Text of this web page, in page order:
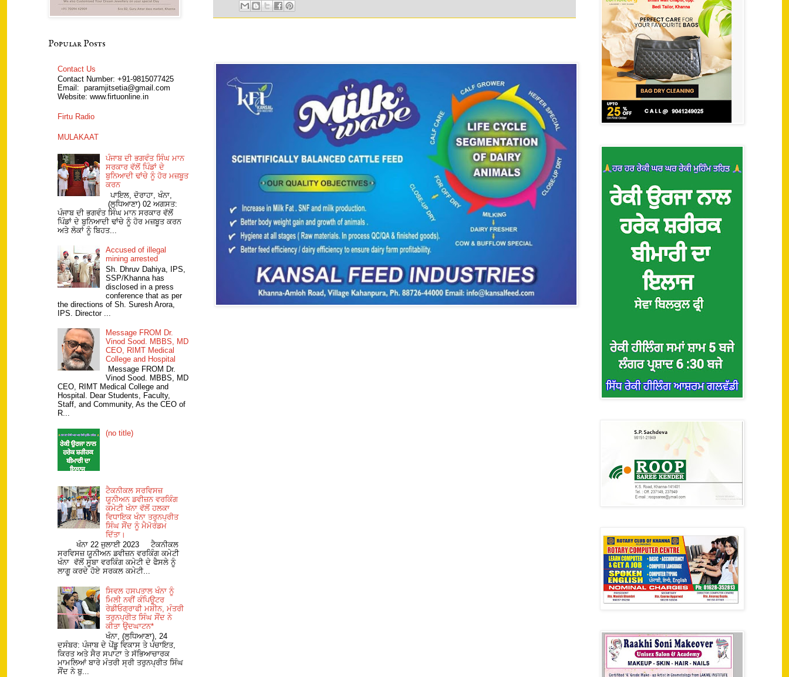
Popular Posts
Contact Us
Contact Number: +91-9815077425
Email: paramjitsetia@gmail.com
Website: www.firtuonline.in
Firtu Radio
MULAKAAT
ਪੰਜਾਬ ਦੀ ਭਗਵੰਤ ਸਿੰਘ ਮਾਨ
ਸਰਕਾਰ ਵੱਲੋਂ ਪਿੰਡਾਂ ਦੇ
ਬੁਨਿਆਦੀ ਢਾਂਚੇ ਨੂੰ ਹੋਰ ਮਜ਼ਬੂਤ
ਕਰਨ
ਪਾਇਲ, ਦੋਰਾਹਾ, ਖੰਨਾ,
(ਲੁਧਿਆਣਾ) 02 ਅਗਸਤ:
ਪੰਜਾਬ ਦੀ ਭਗਵੰਤ ਸਿੰਘ ਮਾਨ ਸਰਕਾਰ ਵੱਲੋਂ
ਪਿੰਡਾਂ ਦੇ ਬੁਨਿਆਦੀ ਢਾਂਚੇ ਨੂੰ ਹੋਰ ਮਜ਼ਬੂਤ ਕਰਨ
ਅਤੇ ਲੋਕਾਂ ਨੂੰ ਬਿਹਤ...
Accused of illegal
mining arrested
Sh. Dhruv Dahiya, IPS,
SSP/Khanna has
disclosed in a press
conference that as per
the directions of Sh. Suresh Arora,
IPS. Director ...
Message FROM Dr.
Vinod Sood. MBBS, MD
CEO, RIMT Medical
College and Hospital
Message FROM Dr.
Vinod Sood. MBBS, MD
CEO, RIMT Medical College and
Hospital. Dear Students, Faculty,
Staff, and Community, As the CEO of
R...
(no title)
ਟੈਕਨੀਕਲ ਸਰਵਿਸਜ਼
ਯੂਨੀਅਨ ਡਵੀਜ਼ਨ ਵਰਕਿੰਗ
ਕਮੇਟੀ ਖੰਨਾ ਵੱਲੋਂ ਹਲਕਾ
ਵਿਧਾਇਕ ਖੰਨਾ ਤਰੁਨਪ੍ਰੀਤ
ਸਿੰਘ ਸੌਂਦ ਨੂੰ ਮੈਮੋਰੰਡਮ
ਦਿੱਤਾ।
ਖੰਨਾ 22 ਜੁਲਾਈ 2023 ਟੈਕਨੀਕਲ
ਸਰਵਿਸਜ਼ ਯੂਨੀਅਨ ਡਵੀਜ਼ਨ ਵਰਕਿੰਗ ਕਮੇਟੀ
ਖੰਨਾ ਵੱਲੋਂ ਸੂਬਾ ਵਰਕਿੰਗ ਕਮੇਟੀ ਦੇ ਫੈਸਲੇ ਨੂੰ
ਲਾਗੂ ਕਰਦੇ ਹੋਏ ਸਰਕਲ ਕਮੇਟੀ...
ਸਿਵਲ ਹਸਪਤਾਲ ਖੰਨਾ ਨੂੰ
ਮਿਲੀ ਨਵੀਂ ਕੰਪਿਊਟਰ
ਰੇਡੀਓਗ੍ਰਾਫੀ ਮਸ਼ੀਨ, ਮੰਤਰੀ
ਤਰੁਨਪ੍ਰੀਤ ਸਿੰਘ ਸੌਂਦ ਨੇ
ਕੀਤਾ ਉਦਘਾਟਨ*
ਖੰਨਾ, (ਲੁਧਿਆਣਾ), 24
ਦਸੰਬਰ: ਪੰਜਾਬ ਦੇ ਪੇਂਡੂ ਵਿਕਾਸ ਤੇ ਪੰਚਾਇਤ,
ਕਿਰਤ ਅਤੇ ਸੈਰ ਸਪਾਟਾ ਤੇ ਸੱਭਿਆਚਾਰਕ
ਮਾਮਲਿਆਂ ਬਾਰੇ ਮੰਤਰੀ ਸ੍ਰੀ ਤਰੁਨਪ੍ਰੀਤ ਸਿੰਘ
ਸੌਂਦ ਨੇ ਬੁ...